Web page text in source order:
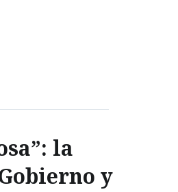
la
y